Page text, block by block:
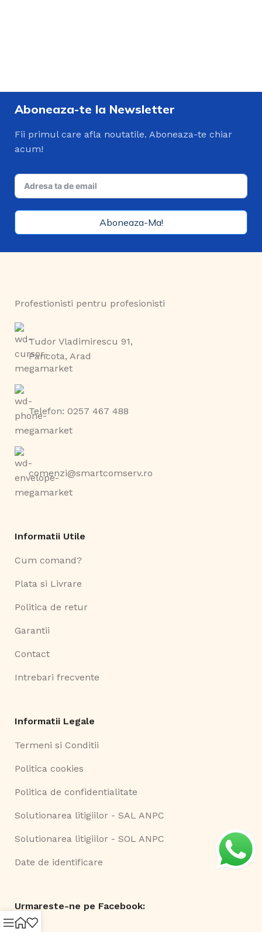
Aboneaza-te la Newsletter
Fii primul care afla noutatile. Aboneaza-te chiar
acum!
Aboneaza-Ma!
Profestionisti pentru profesionisti
Tudor Vladimirescu 91,
Pancota, Arad
Telefon: 0257 467 488
comenzi@smartcomserv.ro
Informatii Utile
Cum comand?
Plata si Livrare
Politica de retur
Garantii
Contact
Intrebari frecvente
Informatii Legale
Termeni si Conditii
Politica cookies
Politica de confidentialitate
Solutionarea litigiilor - SAL ANPC
Solutionarea litigiilor - SOL ANPC
Date de identificare
Urmareste-ne pe Facebook: